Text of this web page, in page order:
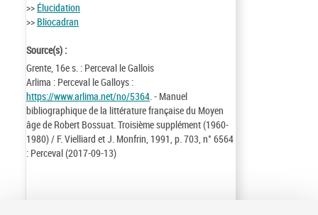
>> Élucidation
>> Bliocadran
Source(s) :
Grente, 16e s. : Perceval le Gallois
Arlima : Perceval le Galloys :
https://www.arlima.net/no/5364. - Manuel
bibliographique de la littérature française du Moyen
âge de Robert Bossuat. Troisième supplément (1960-
1980) / F. Vielliard et J. Monfrin, 1991, p. 703, n° 6564
: Perceval (2017-09-13)